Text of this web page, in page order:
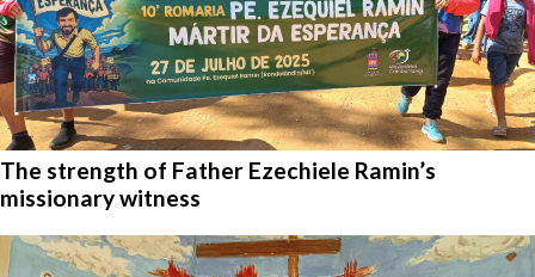
The strength of Father Ezechiele Ramin’s
missionary witness